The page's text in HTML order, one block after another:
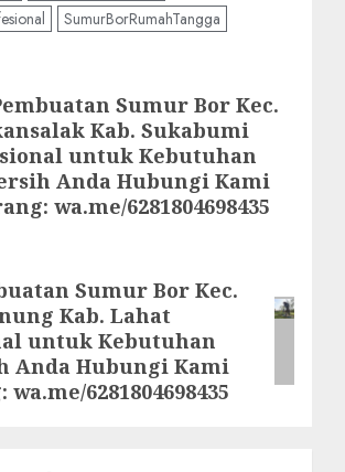
SumurBorRumahTangga
Sumur Bor Kec.
Kab. Sukabumi
untuk Kebutuhan
Anda Hubungi Kami
wa.me/6281804698435
Sumur Bor Kec.
Kab. Lahat
untuk Kebutuhan
Anda Hubungi Kami
6281804698435